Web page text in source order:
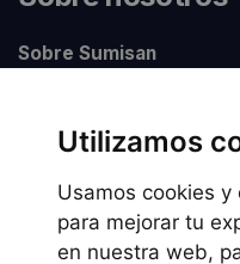
Utilizamos
Usamos cookies
para mejorar tu
en nuestra web,
Sobre Sumisan
Información